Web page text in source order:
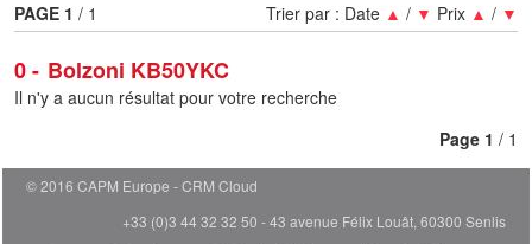
0 Bolzoni KB50YKC
Trier par : Date ▲ / ▼ Prix ▲ / ▼
PAGE 1 / 1
Il n'y a aucun résultat pour votre recherche
Page 1 / 1
© 2016 CAPM Europe
CRM Cloud
+33 (0)3 44 32 32 50 - 43 avenue Félix Louât, 60300 Senlis